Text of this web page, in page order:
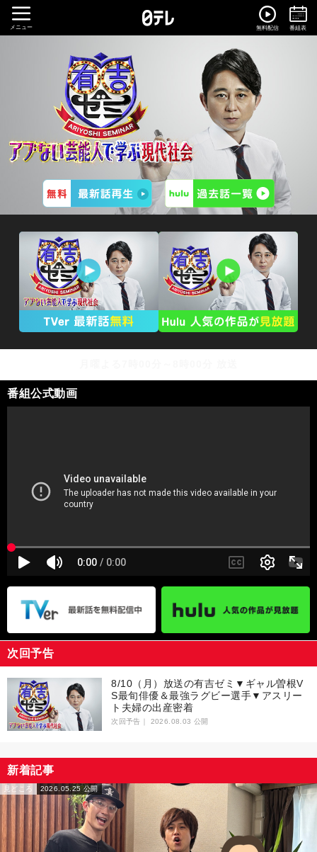
メニュー 無料配信 番組表
番組公式動画
次回予告
8/10（月）放送の有吉ゼミ▼ギャル曽根V
S最旬俳優＆最強ラグビー選手▼アスリー
ト夫婦の出産密着
次回予告｜ 2026.08.03 公開
新着記事
見どころ 2026.05.25 公開